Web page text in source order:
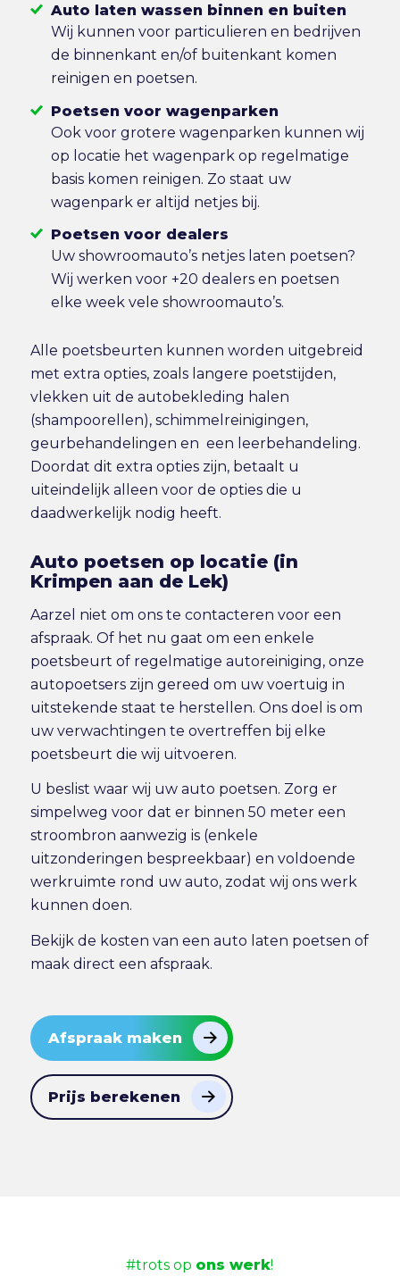
Auto laten wassen binnen en buiten
Wij kunnen voor particulieren en bedrijven
de binnenkant en/of buitenkant komen
reinigen en poetsen.
Poetsen voor wagenparken
Ook voor grotere wagenparken kunnen wij
op locatie het wagenpark op regelmatige
basis komen reinigen. Zo staat uw
wagenpark er altijd netjes bij.
Poetsen voor dealers
Uw showroomauto’s netjes laten poetsen?
Wij werken voor +20 dealers en poetsen
elke week vele showroomauto’s.
Alle poetsbeurten kunnen worden uitgebreid
met extra opties, zoals langere poetstijden,
vlekken uit de autobekleding halen
(shampoorellen), schimmelreinigingen,
geurbehandelingen en een leerbehandeling.
Doordat dit extra opties zijn, betaalt u
uiteindelijk alleen voor de opties die u
daadwerkelijk nodig heeft.
Auto poetsen op locatie (in
Krimpen aan de Lek)
Aarzel niet om ons te contacteren voor een
afspraak. Of het nu gaat om een enkele
poetsbeurt of regelmatige autoreiniging, onze
autopoetsers zijn gereed om uw voertuig in
uitstekende staat te herstellen. Ons doel is om
uw verwachtingen te overtreffen bij elke
poetsbeurt die wij uitvoeren.
U beslist waar wij uw auto poetsen. Zorg er
simpelweg voor dat er binnen 50 meter een
stroombron aanwezig is (enkele
uitzonderingen bespreekbaar) en voldoende
werkruimte rond uw auto, zodat wij ons werk
kunnen doen.
Bekijk de kosten van een auto laten poetsen of
maak direct een afspraak.
Afspraak maken
Prijs berekenen
#trots op ons werk!